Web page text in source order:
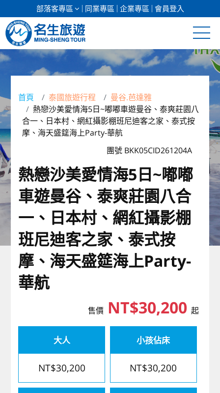
部落客專區 同業專區 企業專區 會員登入
清倉促銷
郵輪假期
海島假期
韓國
東南亞
美加紐澳
歐洲
首頁 泰國旅遊行程
曼谷.芭達雅
熱戀沙美愛情海5日~嘟嘟車遊曼谷、泰爽莊園八
合一、日本村、網紅攝影棚班尼迪客之家、泰式按
摩、海天盛筵海上Party-華航
團號 BKK05CID261204A
熱戀沙美愛情海5日~嘟嘟
車遊曼谷、泰爽莊園八合
一、日本村、網紅攝影棚
班尼迪客之家、泰式按
摩、海天盛筵海上Party-
華航
售價NT$30,200 起
大人
NT$30,200
小孩佔床
NT$30,200